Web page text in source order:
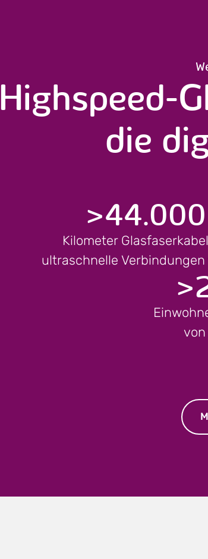
Highspeed-
die
>44.000
Kilometer
ultraschnelle
>